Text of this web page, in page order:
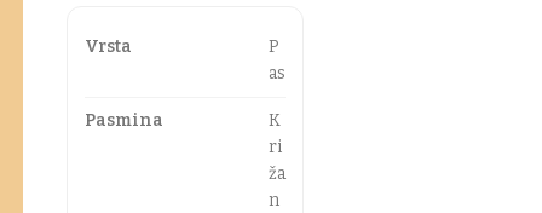
Vrsta
P
as
Pasmina
K
ri
ža
n